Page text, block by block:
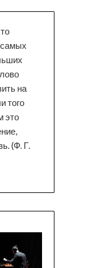
самых
на
того
это
(Ф. Г.